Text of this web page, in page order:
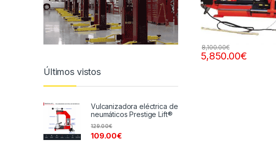
5,850.00€
8,100.00€
Últimos vistos
Vulcanizadora eléctrica de
neumáticos Prestige Lift®
109.00€
129.00€